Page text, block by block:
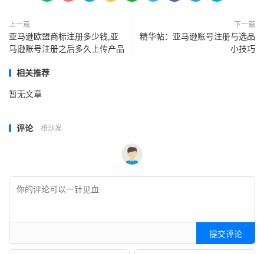
上一篇
亚马逊欧盟商标注册多少钱,亚
马逊账号注册之后多久上传产品
下一篇
精华帖：亚马逊账号注册与选品
小技巧
相关推荐
暂无文章
评论 抢沙发
提交评论